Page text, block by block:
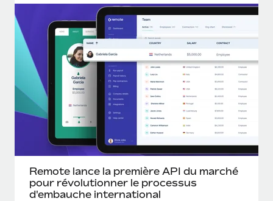
Remote lance la première API du marché
pour révolutionner le processus
d'embauche international